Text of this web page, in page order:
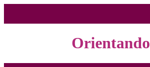
Orientando